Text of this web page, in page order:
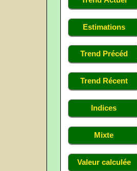
Estimations
Trend Précéd
Trend Récent
Indices
Mixte
Valeur calculée